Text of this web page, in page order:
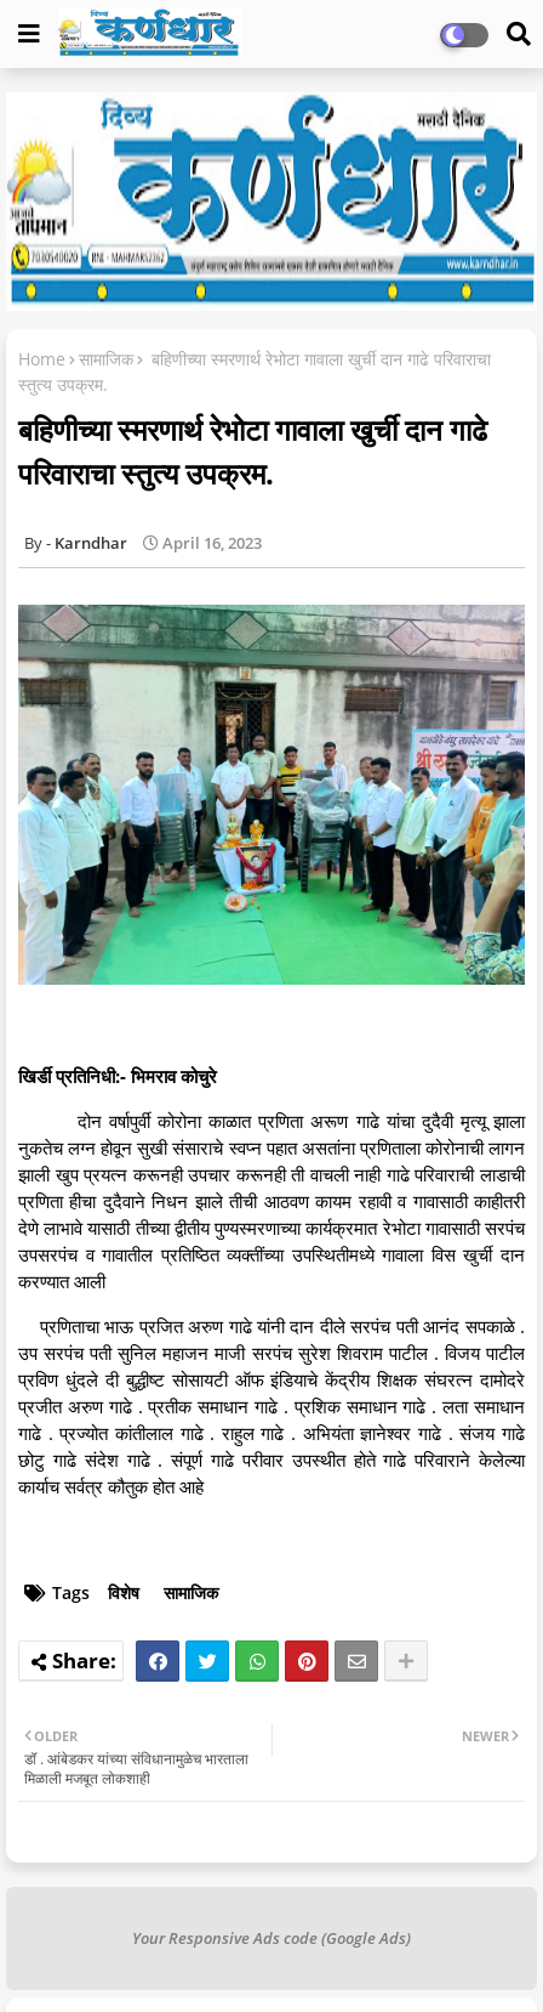
Home सामाजिक
बहिणीच्या स्मरणार्थ रेभोटा गावाला खुर्ची दान गाढे परिवाराचा
स्तुत्य उपक्रम.
बहिणीच्या स्मरणार्थ रेभोटा गावाला खुर्ची दान गाढे
परिवाराचा स्तुत्य उपक्रम.
Karndhar April 16, 2023
खिर्डी प्रतिनिधी:- भिमराव कोचुरे
दोन वर्षापुर्वी कोरोना काळात प्रणिता अरूण गाढे यांचा दुदैवी मृत्यू झाला
नुकतेच लग्न होवून सुखी संसाराचे स्वप्न पहात असतांना प्रणिताला कोरोनाची लागन
झाली खुप प्रयत्न करूनही उपचार करूनही ती वाचली नाही गाढे परिवाराची लाडाची
प्रणिता हीचा दुदैवाने निधन झाले तीची आठवण कायम रहावी व गावासाठी काहीतरी
देणे लाभावे यासाठी तीच्या द्वीतीय पुण्यस्मरणाच्या कार्यक्रमात रेभोटा गावासाठी सरपंच
उपसरपंच व गावातील प्रतिष्ठित व्यक्तींच्या उपस्थितीमध्ये गावाला विस खुर्ची दान
करण्यात आली
प्रणिताचा भाऊ प्रजित अरुण गाढे यांनी दान दीले सरपंच पती आनंद सपकाळे .
उप सरपंच पती सुनिल महाजन माजी सरपंच सुरेश शिवराम पाटील . विजय पाटील
प्रविण धुंदले दी बुद्धीष्ट सोसायटी ऑफ इंडियाचे केंद्रीय शिक्षक संघरत्न दामोदरे
प्रजीत अरुण गाढे . प्रतीक समाधान गाढे . प्रशिक समाधान गाढे . लता समाधान
गाढे . प्रज्योत कांतीलाल गाढे . राहुल गाढे . अभियंता ज्ञानेश्वर गाढे . संजय गाढे
छोटु गाढे संदेश गाढे . संपूर्ण गाढे परीवार उपस्थीत होते गाढे परिवाराने केलेल्या
कार्याच सर्वत्र कौतुक होत आहे
Tags विशेष सामाजिक
NEWER
OLDER
डॉ . आंबेडकर यांच्या संविधानामुळेच भारताला
मिळाली मजबूत लोकशाही
Your Responsive Ads code (Google Ads)